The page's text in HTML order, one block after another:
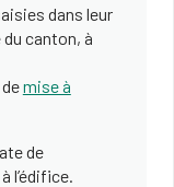
dans leur
canton, à
mise à
de
l’édifice.